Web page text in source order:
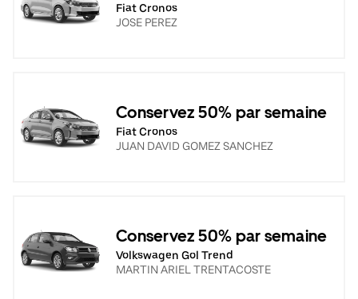
Fiat Cronos
JOSE PEREZ
Conservez 50% par semaine
Fiat Cronos
JUAN DAVID GOMEZ SANCHEZ
Conservez 50% par semaine
Volkswagen Gol Trend
MARTIN ARIEL TRENTACOSTE